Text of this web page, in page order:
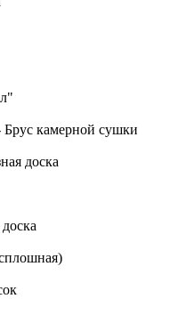
Брус камерной сушки
доска